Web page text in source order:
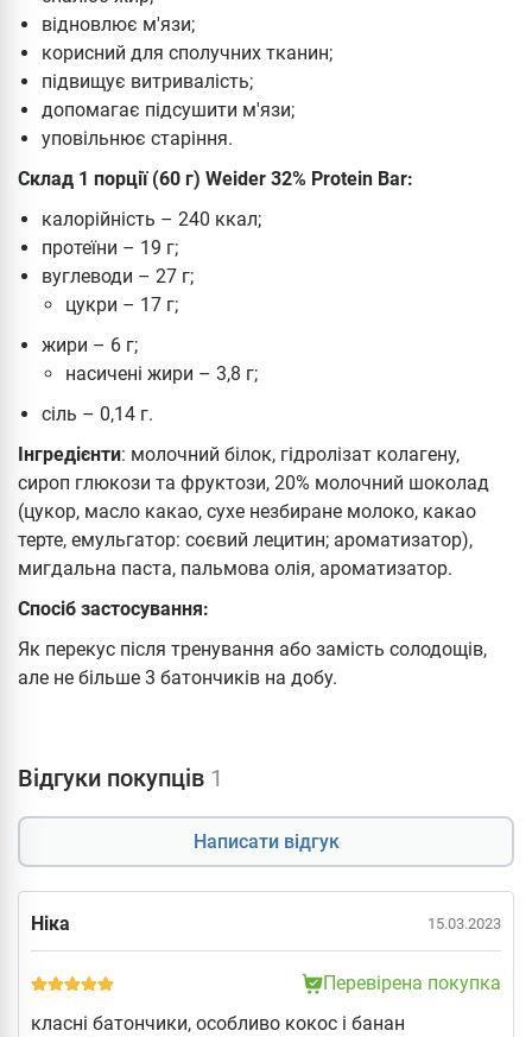
відновлює м'язи;
корисний для сполучних тканин;
підвищує витривалість;
допомагає підсушити м'язи;
уповільнює старіння.
Склад 1 порції (60 г) Weider 32% Protein Bar:
калорійність – 240 ккал;
протеїни – 19 г;
вуглеводи – 27 г;
цукри – 17 г;
жири – 6 г;
насичені жири – 3,8 г;
сіль – 0,14 г.
Інгредієнти: молочний білок, гідролізат колагену,
сироп глюкози та фруктози, 20% молочний шоколад
(цукор, масло какао, сухе незбиране молоко, какао
терте, емульгатор: соєвий лецитин; ароматизатор),
мигдальна паста, пальмова олія, ароматизатор.
Спосіб застосування:
Як перекус після тренування або замість солодощів,
але не більше 3 батончиків на добу.
Відгуки покупців 1
Написати відгук
Ніка 15.03.2023
Перевірена покупка
класні батончики, особливо кокос і банан